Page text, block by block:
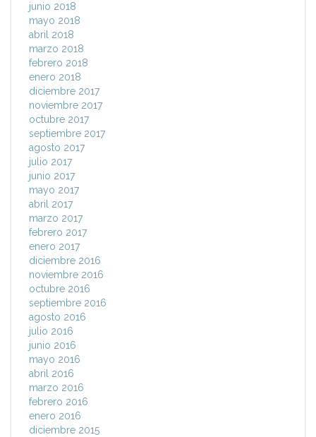
junio 2018
mayo 2018
abril 2018
marzo 2018
febrero 2018
enero 2018
diciembre 2017
noviembre 2017
octubre 2017
septiembre 2017
agosto 2017
julio 2017
junio 2017
mayo 2017
abril 2017
marzo 2017
febrero 2017
enero 2017
diciembre 2016
noviembre 2016
octubre 2016
septiembre 2016
agosto 2016
julio 2016
junio 2016
mayo 2016
abril 2016
marzo 2016
febrero 2016
enero 2016
diciembre 2015